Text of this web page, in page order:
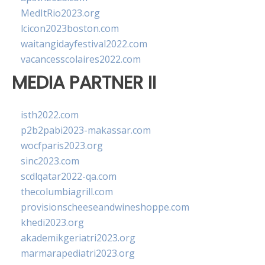
MedItRio2023.org
lcicon2023boston.com
waitangidayfestival2022.com
vacancesscolaires2022.com
MEDIA PARTNER II
isth2022.com
p2b2pabi2023-makassar.com
wocfparis2023.org
sinc2023.com
scdlqatar2022-qa.com
thecolumbiagrill.com
provisionscheeseandwineshoppe.com
khedi2023.org
akademikgeriatri2023.org
marmarapediatri2023.org